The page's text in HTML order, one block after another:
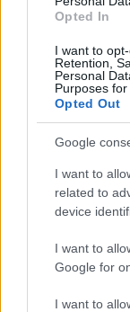
Opted In
I want to
Retention,
Personal
Purposes for
Opted Out
Google
I want to
related to
device
I want to
Google for
I want to
Armands Puče:
sarunāts
vai jūs
Latvijā ir